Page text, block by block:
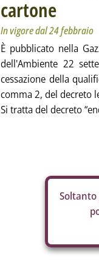
cartone
In vigore dal 24 febbraio
È pubblicato nella
dell'Ambiente 22
cessazione della
comma 2, del decreto
Si tratta del decreto
Soltanto